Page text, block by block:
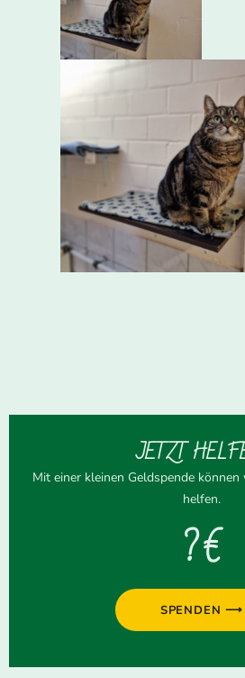
JETZT
Mit einer kleinen Geldspende
helfen.
? €
SPENDEN ⟶